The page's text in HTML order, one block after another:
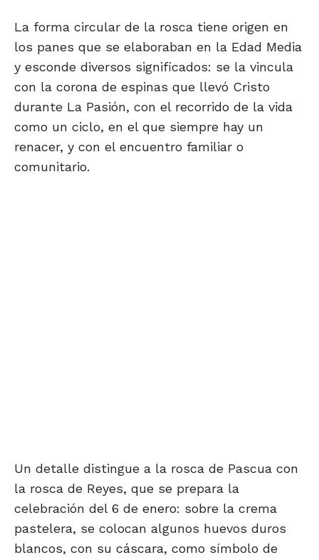
La forma circular de la rosca tiene origen en
los panes que se elaboraban en la Edad Media
y esconde diversos significados: se la vincula
con la corona de espinas que llevó Cristo
durante La Pasión, con el recorrido de la vida
como un ciclo, en el que siempre hay un
renacer, y con el encuentro familiar o
comunitario.
Un detalle distingue a la rosca de Pascua con
la rosca de Reyes, que se prepara la
celebración del 6 de enero: sobre la crema
pastelera, se colocan algunos huevos duros
blancos, con su cáscara, como símbolo de